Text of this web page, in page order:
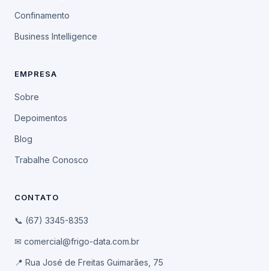
Confinamento
Business Intelligence
EMPRESA
Sobre
Depoimentos
Blog
Trabalhe Conosco
CONTATO
📞 (67) 3345-8353
✉ comercial@frigo-data.com.br
📍 Rua José de Freitas Guimarães, 75